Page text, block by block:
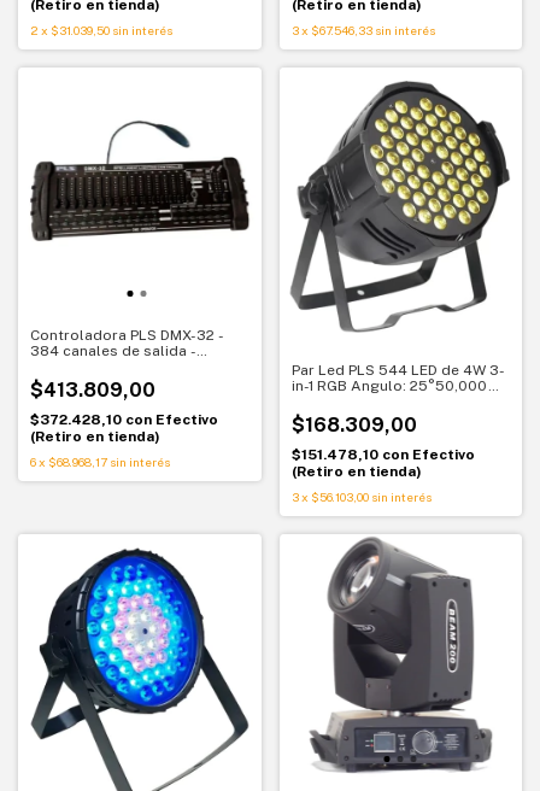
(Retiro en tienda)
2 x $31.039,50 sin interés
(Retiro en tienda)
3 x $67.546,33 sin interés
Controladora PLS DMX-32 -
384 canales de salida -
32 canales DMX cada uno
$413.809,00
$372.428,10 con Efectivo
(Retiro en tienda)
6x $68.968,17 sin interés
Par Led PLS 544 LED de 4W 3-
in-1 RGB Angulo: 25°50,000
5200Lm Modo:
Auto/Sound/DMX/Master-slave
$168.309,00
$151.478,10 con Efectivo
(Retiro en tienda)
3 x $56.103,00 sin interés